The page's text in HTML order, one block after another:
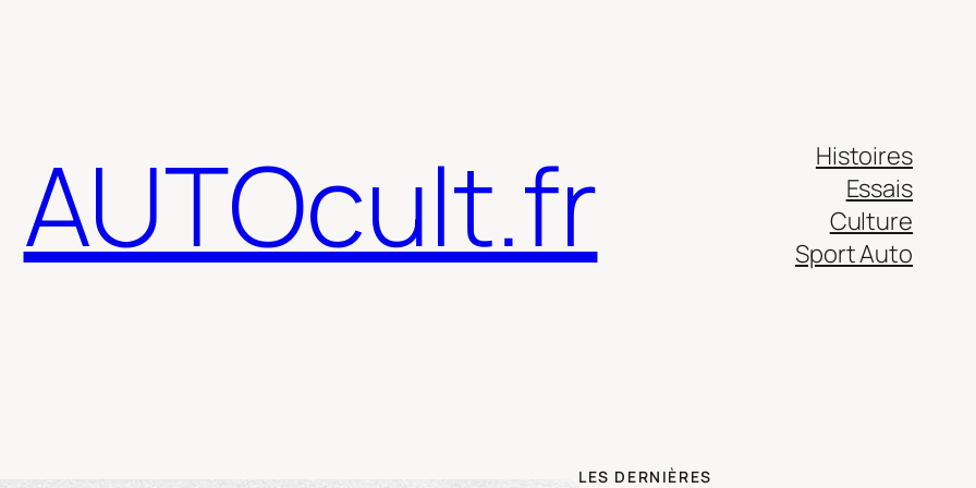
AUTOcult.fr
Histoires
Essais
Culture
Sport Auto
LES DERNIÈRES